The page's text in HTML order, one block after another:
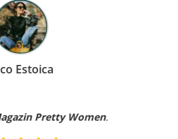
Estoica
Pretty Women.